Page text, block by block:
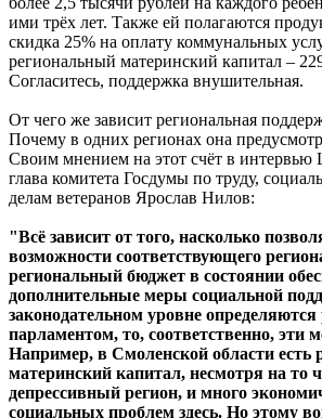
ими трёх лет. Также ей полагаются
скидка 25% на оплату коммунальных
региональный материнский капитал –
Согласитесь, поддержка внушительная.
От чего же зависит региональная
Почему в одних регионах она
Своим мнением на этот счёт в интервью
глава комитета Госдумы по труду,
делам ветеранов Ярослав Нилов:
"Всё зависит от того, насколько
возможности соответствующего
региональный бюджет в состоянии
дополнительные меры социальной
законодательном уровне
парламентом, то, соответственно, эти
Например, в Смоленской области есть
материнский капитал, несмотря на то
депрессивный регион, и много
социальных проблем здесь. Но этому